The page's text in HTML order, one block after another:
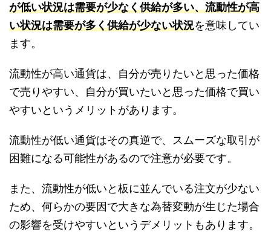
が低い状況は需要が少なく供給が多い、流動性が高
い状況は需要が多く供給が少ない状況を意味してい
ます。
流動性が高い通貨は、自分が売りたいと思った価格
で売りやすい、自分が買いたいと思った価格で買い
やすいというメリットがあります。
流動性が低い通貨はその真逆で、スムーズな取引が
困難になる可能性があるので注意が必要です。
また、流動性が低いと板に並んでいる注文が少ない
ため、何らかの要因で大きな為替変動が生じた場合
の影響を受けやすいというデメリットもあります。